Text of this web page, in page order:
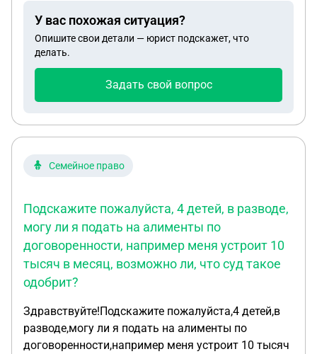
соседнего дома это зафиксировали, медсправка
есть. Участковый водил его на суд , дали штраф
5000 в фонд государства и год предупреждения,
моральный и физический ущерб ? Какие сроки
если он опять начал свои угрожающие действия .
У вас похожая ситуация?
Опишите свои детали — юрист подскажет, что
делать.
Задать свой вопрос
Семейное право
Подскажите пожалуйста, 4 детей, в разводе,
могу ли я подать на алименты по
договоренности, например меня устроит 10
тысяч в месяц, возможно ли, что суд такое
одобрит?
Здравствуйте!Подскажите пожалуйста,4 детей,в
разводе,могу ли я подать на алименты по
договоренности,например меня устроит 10 тысяч